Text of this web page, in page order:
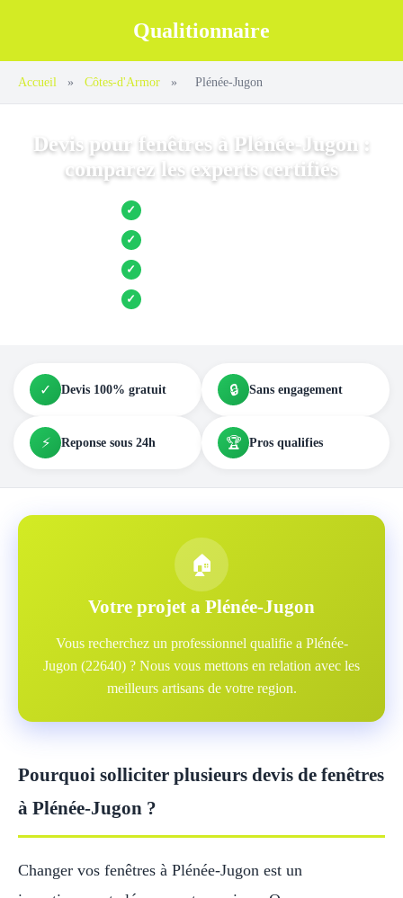
Qualitionnaire
Accueil » Côtes-d'Armor » Plénée-Jugon
Devis pour fenêtres à Plénée-Jugon :
comparez les experts certifiés
✓ Jusqu’à 3 devis comparés
✓ Entreprises locales vérifiées
✓ Pose garantie
✓ Aides et primes incluses
✓ Devis 100% gratuit 🔒 Sans engagement
⚡ Reponse sous 24h 🏆 Pros qualifies
🏠
Votre projet a Plénée-Jugon
Vous recherchez un professionnel qualifie a Plénée-
Jugon (22640) ? Nous vous mettons en relation avec les
meilleurs artisans de votre region.
Pourquoi solliciter plusieurs devis de fenêtres
à Plénée-Jugon ?
Changer vos fenêtres à Plénée-Jugon est un